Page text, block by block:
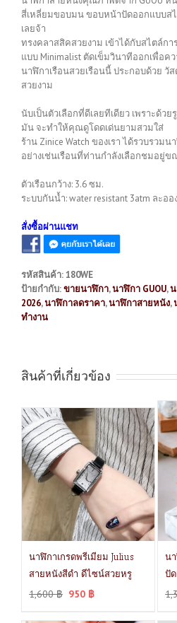
สี่เหลี่ยมขอบมน ขอบหน้าปัดออกแบบสไ
เลยจ้า
ทรงคลาสสิคสวยงาม เข้าได้กับสไตล์ก
แบบ Minimalist ตัดเข็มวินาทีออกเพื่อค
นาฬิกาเรือนสวยเรือนนี้ ประกอบด้วย วั
สวยงาม
นับเป็นตัวเลือกที่ดีเลยทีเดียว เพราะด้ว
มัน จะทำให้คุณดูโดดเด่นยามสวมใส่
ร้าน Zinice Watch ของเรา ได้รวบรว
อย่างเช่นเรือนที่ท่านกำลังเลือกชมอยู่ข
ตัวเรือนกว้าง: 3.6 ซม.
ระบบกันน้ำ: water resistant 3atm ละอ
สั่งซื้อผ่านแชท
รหัสสินค้า:180WE
ป้ายกำกับ:ขายนาฬิกา,นาฬิกา GUOU,
2026,นาฬิกาลดราคา,นาฬิกาสายหนัง,
ทำงาน
สินค้าที่เกี่ยวข้อง
นาฬิกาเกรดพรีเมียม Julius
สายหนังสีดำ ดีไซน์สวยหรู
1,600฿ 950 ฿
น
ปั